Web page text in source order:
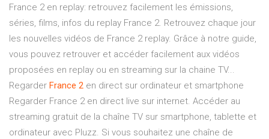
France 2 en replay: retrouvez facilement les émissions,
séries, films, infos du replay France 2. Retrouvez chaque jour
les nouvelles vidéos de France 2 replay. Grâce à notre guide,
vous pouvez retrouver et accéder facilement aux vidéos
proposées en replay ou en streaming sur la chaine TV...
Regarder France 2 en direct sur ordinateur et smartphone
Regarder France 2 en direct live sur internet. Accéder au
streaming gratuit de la chaîne TV sur smartphone, tablette et
ordinateur avec Pluzz. Si vous souhaitez une chaîne de